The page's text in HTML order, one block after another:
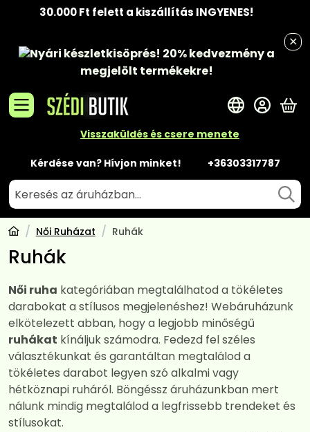
30.000 Ft felett a kiszállítás INGYENES!
Nyári készletkisöprés! 20% kedvezménya
megjelölt termékekre!
Visszaküldés és csere menete
Kérdése van? Hívjon minket! +36303317787
A
Női Ruházat Ruhák
Ruhák
Női ruha kategóriában megtalálhatod a tökéletes
darabokat a stílusos megjelenéshez! Webáruházunk
elkötelezett abban, hogy a legjobb minőségű
ruhákat kínáljuk számodra. Fedezd fel széles
választékunkat és garantáltan megtalálod a
tökéletes darabot legyen szó alkalmi vagy
hétköznapi ruháról. Böngéssz áruházunkban mert
nálunk mindig megtalálod a legfrissebb trendeket és
stílusokat.